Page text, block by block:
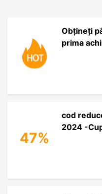
Obțineți
prima
47%
cod
2024 -